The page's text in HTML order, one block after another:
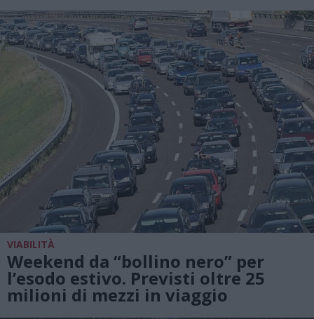
VIABILITÀ
Weekend da “bollino nero” per
l’esodo estivo. Previsti oltre 25
milioni di mezzi in viaggio